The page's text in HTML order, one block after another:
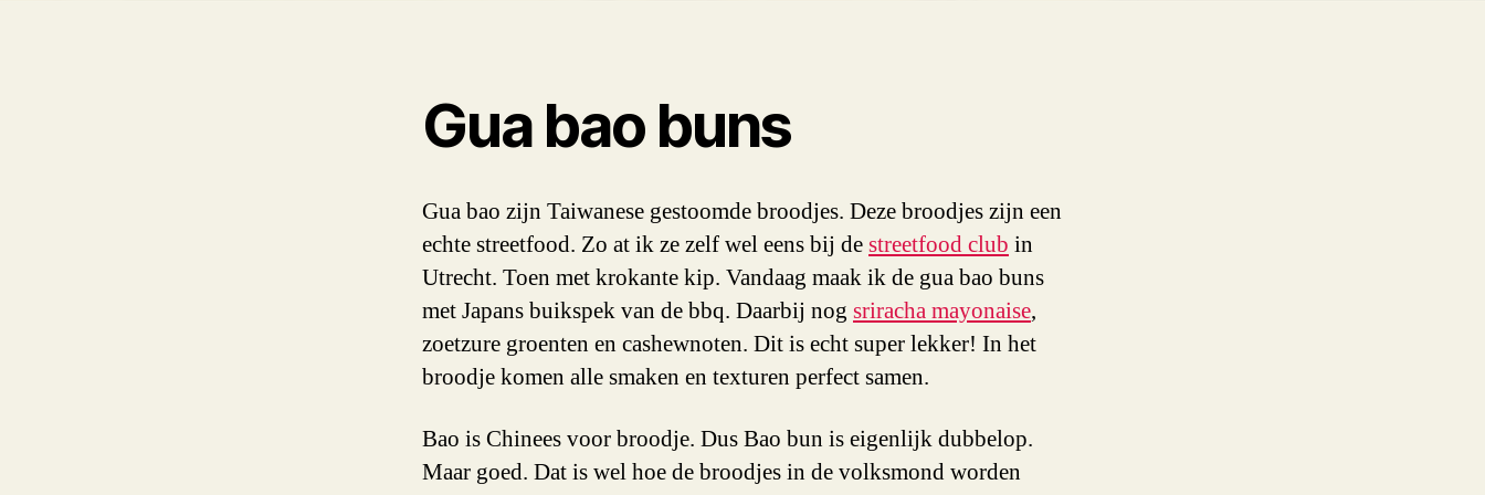
Gua bao buns
Gua bao zijn Taiwanese gestoomde broodjes. Deze broodjes zijn een
echte streetfood. Zo at ik ze zelf wel eens bij destreetfood club in
Utrecht. Toen met krokante kip. Vandaag maak ik de gua bao buns
met Japans buikspek van de bbq. Daarbij nog sriracha mayonaise,
zoetzure groenten en cashewnoten. Dit is echt super lekker! In het
broodje komen alle smaken en texturen perfect samen.
Bao is Chinees voor broodje. Dus Bao bun is eigenlijk dubbelop.
Maar goed. Dat is wel hoe de broodjes in de volksmond worden